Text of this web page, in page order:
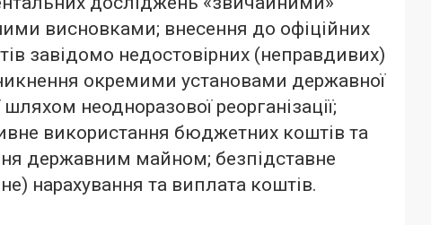
висновками; внесення до офіційних
завідомо недостовірних (неправдивих)
окремими установами державної
шляхом неодноразової реорганізації;
використання бюджетних коштів та
державним майном; безпідставне
нарахування та виплата коштів.